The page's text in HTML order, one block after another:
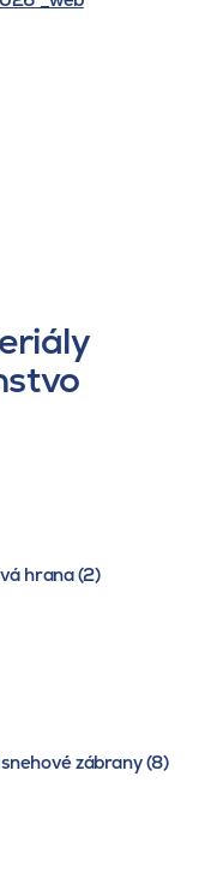
hrana (2)
zábrany (8)